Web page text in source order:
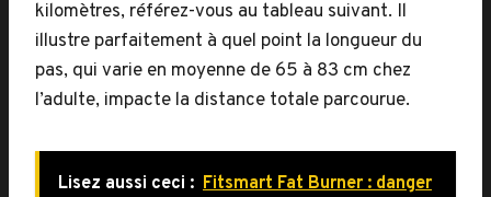
kilomètres, référez-vous au tableau suivant. Il
illustre parfaitement à quel point la longueur du
pas, qui varie en moyenne de 65 à 83 cm chez
l’adulte, impacte la distance totale parcourue.
Lisez aussi ceci : Fitsmart Fat Burner : danger